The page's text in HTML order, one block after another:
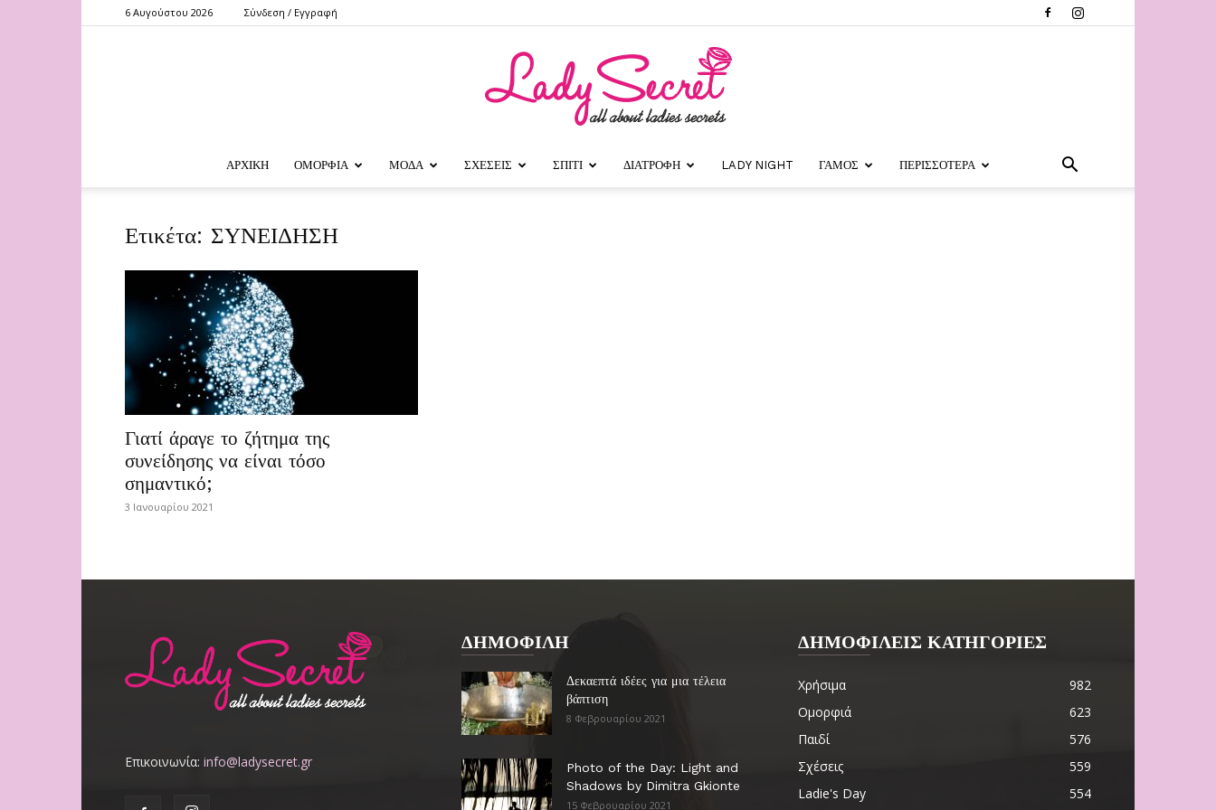
6 Αυγούστου 2026 Σύνδεση / Εγγραφή
ΑΡΧΙΚΗ ΟΜΟΡΦΙΑ ΜΟΔΑ ΣΧΕΣΕΙΣ ΣΠΙΤΙ ΔΙΑΤΡΟΦΗ LADY NIGHT ΓΑΜΟΣ ΠΕΡΙΣΣΟΤΕΡΑ
Ετικέτα: ΣΥΝΕΙΔΗΣΗ
Γιατί άραγε το ζήτημα της
συνείδησης να είναι τόσο
σημαντικό;
3 Ιανουαρίου 2021
Επικοινωνία: info@ladysecret.gr
ΔΗΜΟΦΙΛΗ
Δεκαεπτά ιδέες για μια τέλεια
βάπτιση
8 Φεβρουαρίου 2021
Photo of the Day: Light and
Shadows by Dimitra Gkionte
15 Φεβρουαρίου 2021
ΔΗΜΟΦΙΛΕΙΣ ΚΑΤΗΓΟΡΙΕΣ
Χρήσιμα
982
Ομορφιά
623
Παιδί
576
Σχέσεις
559
Ladie's Day
554